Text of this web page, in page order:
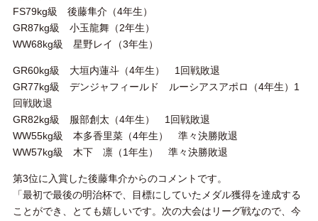
FS79kg級 後藤隼介（4年生）
GR87kg級 小玉龍舞（2年生）
WW68kg級 星野レイ（3年生）
GR60kg級 大垣内蓮斗（4年生） 1回戦敗退
GR77kg級 デンジャフィールド ルーシアスアポロ（4年生）1
回戦敗退
GR82kg級 服部創太（4年生） 1回戦敗退
WW55kg級 本多香里菜（4年生） 準々決勝敗退
WW57kg級 木下 凛（1年生） 準々決勝敗退
第3位に入賞した後藤隼介からのコメントです。
「最初で最後の明治杯で、目標にしていたメダル獲得を達成する
ことができ、とても嬉しいです。次の大会はリーグ戦なので、今